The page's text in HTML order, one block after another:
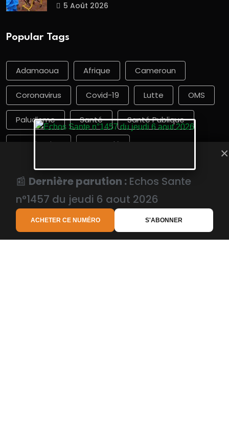
5 Août 2026
Popular Tags
Adamaoua Afrique Cameroun
Coronavirus Covid-19 Lutte OMS
Paludisme Santé Santé Publique
Vaccination Yaoundé
Copyright 2026Groupe Echosanté.. All Rights
Reserved.
📰 Dernière parution : Echos Sante
n°1457 du jeudi 6 aout 2026
ACHETER CE NUMÉRO S'ABONNER
×